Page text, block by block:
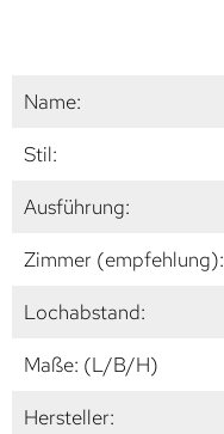
Name:
Stil:
Ausführung:
Zimmer (empfehlung):
Lochabstand:
Maße: (L/B/H)
Hersteller: